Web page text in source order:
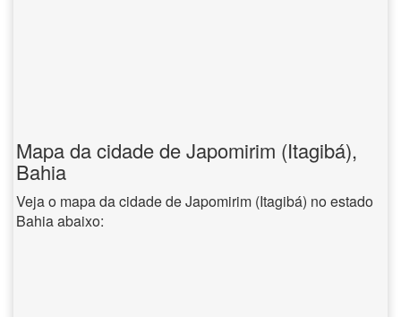
Mapa da cidade de Japomirim (Itagibá),
Bahia
Veja o mapa da cidade de Japomirim (Itagibá) no estado
Bahia abaixo: